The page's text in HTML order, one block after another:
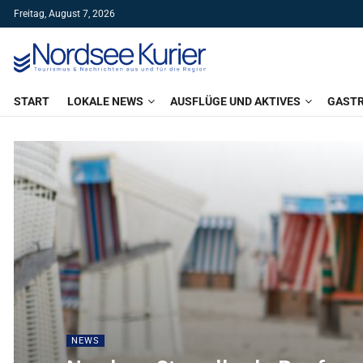
Freitag, August 7, 2026
START LOKALE NEWS AUSFLÜGE UND AKTIVES
NEWS